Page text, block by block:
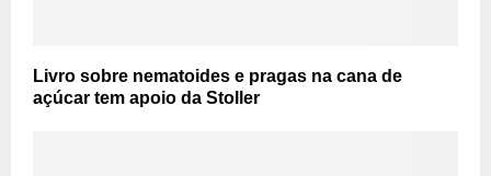
Livro sobre nematoides e pragas na cana de
açúcar tem apoio da Stoller